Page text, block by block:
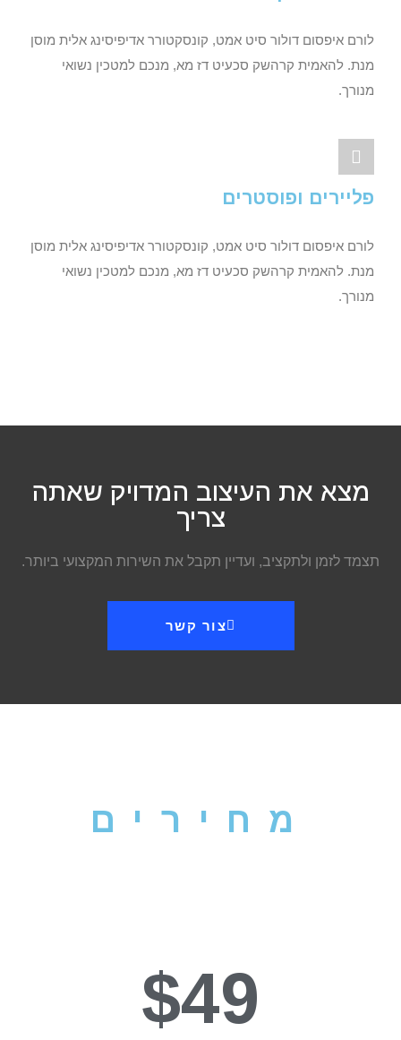
לורם איפסום דולור סיט אמט, קונסקטורר אדיפיסינג אלית מוסן
מנת. להאמית קרהשק סכעיט דז מא, מנכם למטכין נשואי
מנורך.
פליירים ופוסטרים
לורם איפסום דולור סיט אמט, קונסקטורר אדיפיסינג אלית מוסן
מנת. להאמית קרהשק סכעיט דז מא, מנכם למטכין נשואי
מנורך.
מצא את העיצוב המדויק שאתה
צריך
תצמד לזמן ולתקציב, ועדיין תקבל את השירות המקצועי ביותר.
צור קשר
מחירים
$49